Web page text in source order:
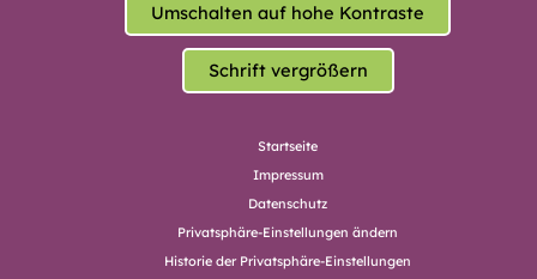
Umschalten auf hohe Kontraste
Schrift vergrößern
Startseite
Impressum
Datenschutz
Privatsphäre-Einstellungen ändern
Historie der Privatsphäre-Einstellungen